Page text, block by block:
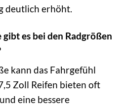
deutlich erhöht.
es bei den Radgrößen
kann das Fahrgefühl
Zoll Reifen bieten oft
eine bessere